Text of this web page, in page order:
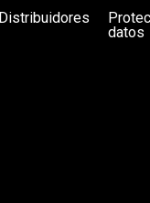
Distribuidores
datos